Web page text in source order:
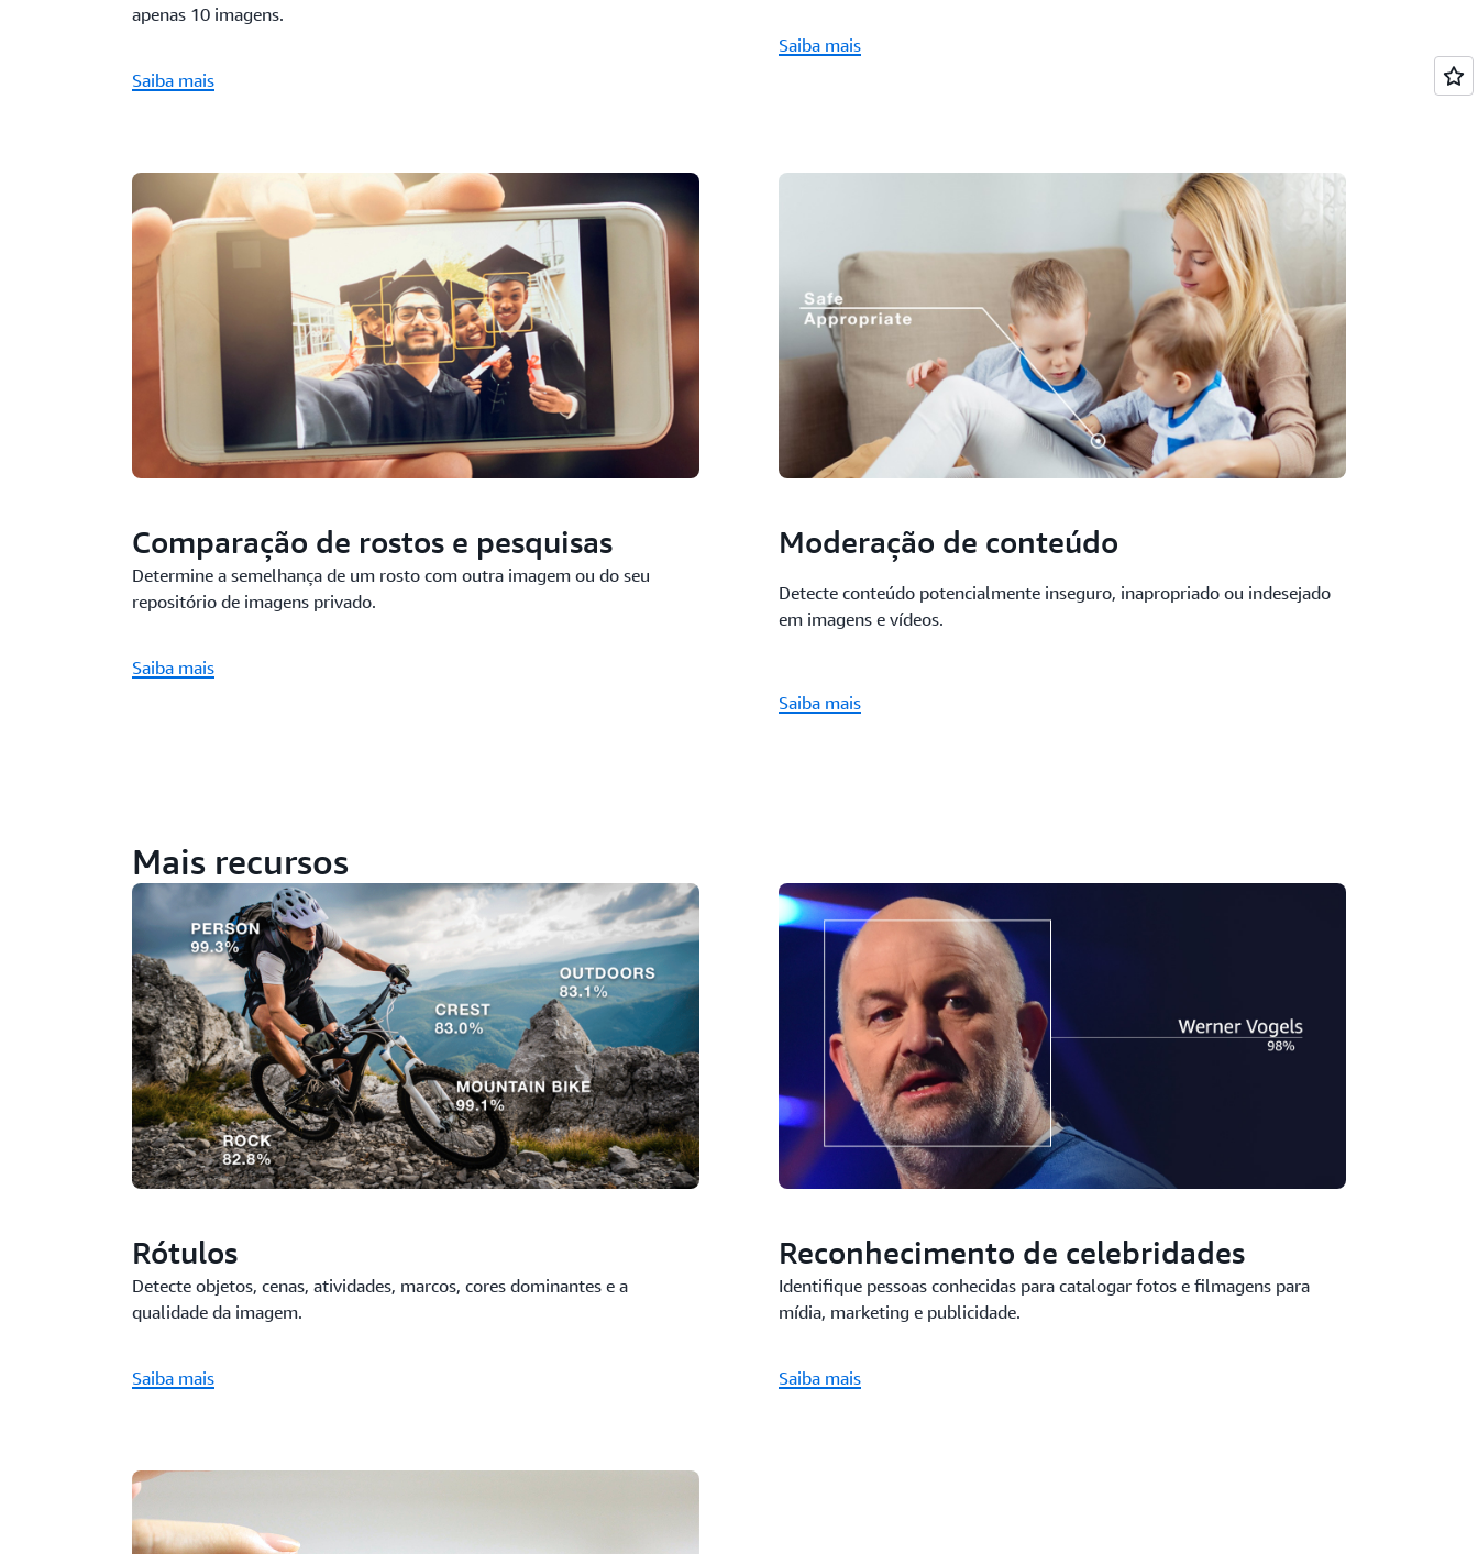
apenas 10 imagens.
Saiba mais
Saiba mais
Comparação de rostos e pesquisas
Determine a semelhança de um rosto com outra imagem ou do seu
repositório de imagens privado.
Saiba mais
Moderação de conteúdo
Detecte conteúdo potencialmente inseguro, inapropriado ou indesejado
em imagens e vídeos.
Saiba mais
Mais recursos
Rótulos
Detecte objetos, cenas, atividades, marcos, cores dominantes e a
qualidade da imagem.
Saiba mais
Reconhecimento de celebridades
Identifique pessoas conhecidas para catalogar fotos e filmagens para
mídia, marketing e publicidade.
Saiba mais